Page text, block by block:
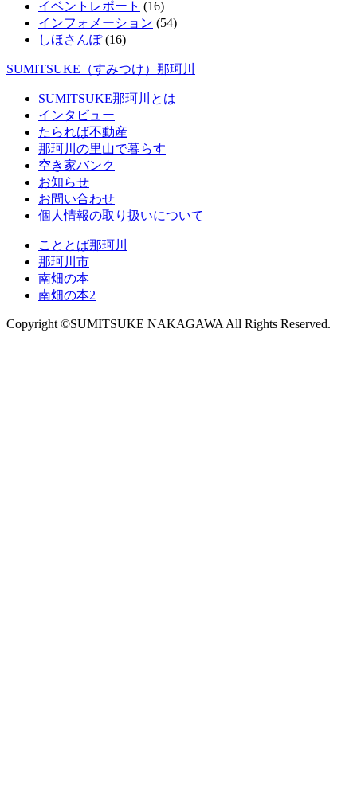
イベントレポート (16)
インフォメーション (54)
しほさんぽ(16)
SUMITSUKE（すみつけ）那珂川
SUMITSUKE那珂川とは
インタビュー
たられば不動産
那珂川の里山で暮らす
空き家バンク
お知らせ
お問い合わせ
個人情報の取り扱いについて
こととば那珂川
那珂川市
南畑の本
南畑の本2
Copyright ©SUMITSUKE NAKAGAWA All Rights Reserved.